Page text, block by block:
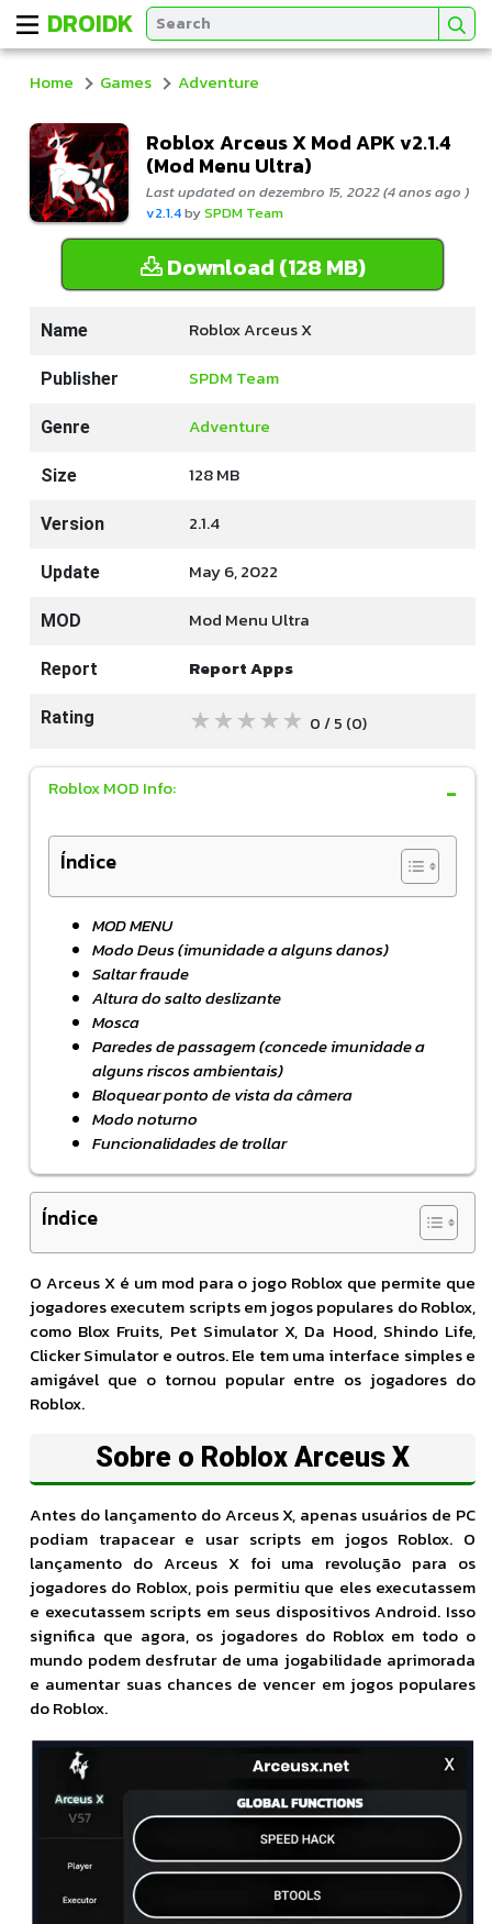
DROIDK
Home Games Adventure
Roblox Arceus X Mod APK v2.1.4
(Mod Menu Ultra)
Last updated on dezembro 15, 2022 (4 anos ago )
v2.1.4bySPDM Team
Download (128 MB)
Name Roblox Arceus X
Publisher SPDM Team
Genre Adventure
Size 128 MB
Version 2.1.4
Update May 6, 2022
MOD Mod Menu Ultra
Report Report Apps
Rating ★ ★ ★ ★ ★ 0 / 5 (0)
Roblox MOD Info:
Índice
MOD MENU
Modo Deus (imunidade a alguns danos)
Saltar fraude
Altura do salto deslizante
Mosca
Paredes de passagem (concede imunidade a
alguns riscos ambientais)
Bloquear ponto de vista da câmera
Modo noturno
Funcionalidades de trollar
Índice
O Arceus X é um mod para o jogo Roblox que permite que
jogadores executem scripts em jogos populares do Roblox,
como Blox Fruits, Pet Simulator X, Da Hood, Shindo Life,
Clicker Simulator e outros. Ele tem uma interface simples e
amigável que o tornou popular entre os jogadores do
Roblox.
Sobre o Roblox Arceus X
Antes do lançamento do Arceus X, apenas usuários de PC
podiam trapacear e usar scripts em jogos Roblox. O
lançamento do Arceus X foi uma revolução para os
jogadores do Roblox, pois permitiu que eles executassem
e executassem scripts em seus dispositivos Android. Isso
significa que agora, os jogadores do Roblox em todo o
mundo podem desfrutar de uma jogabilidade aprimorada
e aumentar suas chances de vencer em jogos populares
do Roblox.